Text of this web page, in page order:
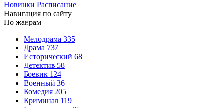
Новинки Расписание
Навигация по сайту
По жанрам
Мелодрама 335
Драма 737
Исторический 68
Детектив 58
Боевик 124
Военный 36
Комедия 205
Криминал 119